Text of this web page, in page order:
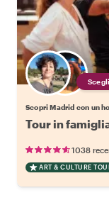
Scopri Madrid con un
Tour in
1038
ART & CULTURE